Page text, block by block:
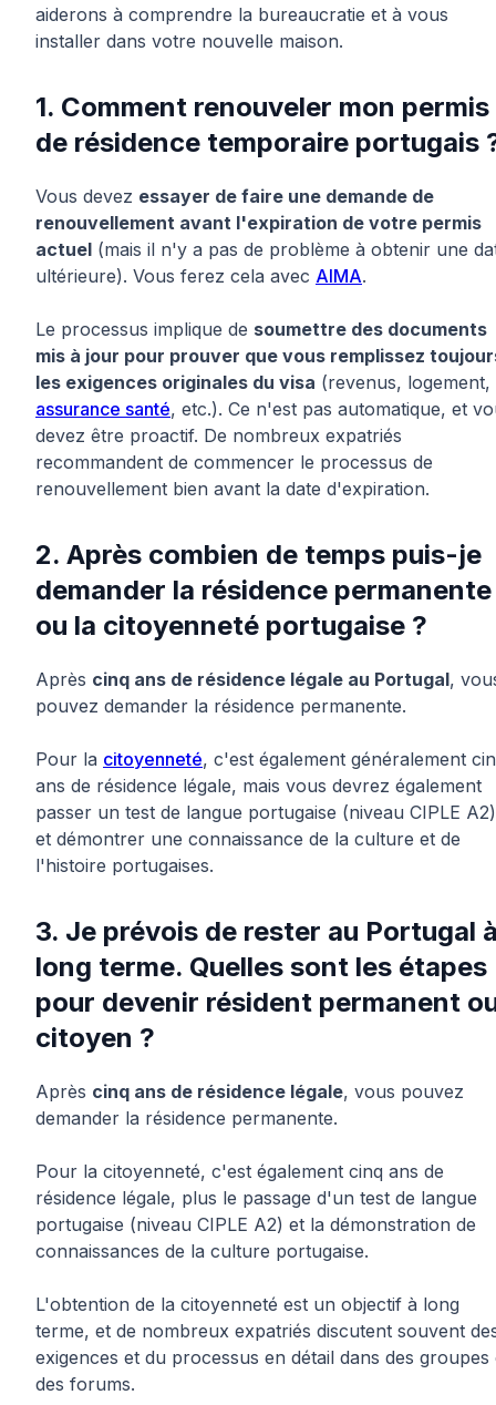
aiderons à comprendre la bureaucratie et à vous
installer dans votre nouvelle maison.
1. Comment renouveler mon permis
de résidence temporaire portugais
Vous devez essayer de faire une demande de
renouvellement avant l'expiration de votre permis
actuel (mais il n'y a pas de problème à obtenir une
ultérieure). Vous ferez cela avec AIMA.
Le processus implique de soumettre des documents
mis à jour pour prouver que vous remplissez
les exigences originales du visa (revenus, logement,
assurance santé, etc.). Ce n'est pas automatique, et
devez être proactif. De nombreux expatriés
recommandent de commencer le processus de
renouvellement bien avant la date d'expiration.
2. Après combien de temps puis-je
demander la résidence permanente
ou la citoyenneté portugaise ?
Après cinq ans de résidence légale au Portugal,
pouvez demander la résidence permanente.
Pour la citoyenneté, c'est également généralement
ans de résidence légale, mais vous devrez également
passer un test de langue portugaise (niveau CIPLE A2)
et démontrer une connaissance de la culture et de
l'histoire portugaises.
3. Je prévois de rester au Portugal
long terme. Quelles sont les étapes
pour devenir résident permanent
citoyen ?
Après cinq ans de résidence légale, vous pouvez
demander la résidence permanente.
Pour la citoyenneté, c'est également cinq ans de
résidence légale, plus le passage d'un test de langue
portugaise (niveau CIPLE A2) et la démonstration de
connaissances de la culture portugaise.
L'obtention de la citoyenneté est un objectif à long
terme, et de nombreux expatriés discutent souvent
exigences et du processus en détail dans des groupes
des forums.